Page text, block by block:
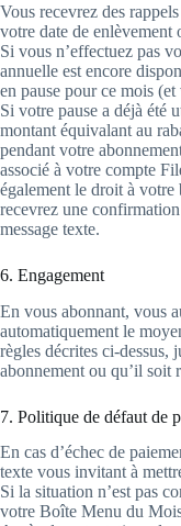
Vous recevrez des
votre date de
Si vous n’effectuez pas
annuelle est encore
en pause pour ce mois
Si votre pause a déjà été
montant équivalant au
pendant votre
associé à votre compte
également le droit à votre
recevrez une
message texte.
6. Engagement
En vous abonnant, vous
automatiquement le
règles décrites ci-dessus,
abonnement ou qu’il soit
7. Politique de défaut de
En cas d’échec de
texte vous invitant à
Si la situation n’est pas
votre Boîte Menu du